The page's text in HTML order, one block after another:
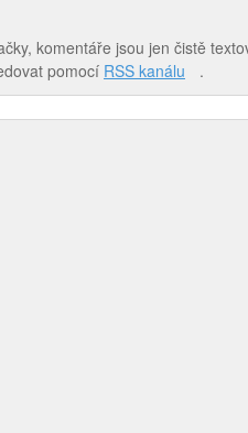
komentáře jsou jen čistě
pomocí RSS kanálu .